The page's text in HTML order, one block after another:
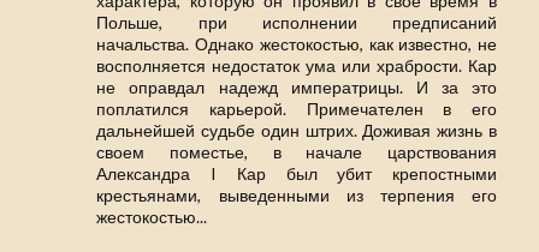
Польше, при исполнении предписаний
начальства. Однако жестокостью, как известно, не
восполняется недостаток ума или храбрости. Кар
не оправдал надежд императрицы. И за это
поплатился карьерой. Примечателен в его
дальнейшей судьбе один штрих. Доживая жизнь в
своем поместье, в начале царствования
Александра I Кар был убит крепостными
крестьянами, выведенными из терпения его
жестокостью...